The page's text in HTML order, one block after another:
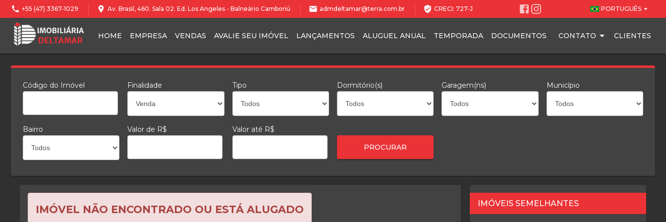
call +55 (47) 3367-1029 location_on Av. Brasil, 460. Sala 02. Ed. Los Angeles - Balneário Camboriú mail admdeltamar@terra.com.br verified_user CRECI: 727-J PORTUGUÊS arrow_drop_down
HOME EMPRESA VENDAS AVALIE SEU IMÓVEL LANÇAMENTOS ALUGUEL ANUAL TEMPORADA DOCUMENTOS CONTATO CLIENTES
Código do Imóvel Finalidade Tipo Dormitório(s) Garagem(ns) Município
Bairro Valor de R$ Valor até R$
IMÓVEL NÃO ENCONTRADO OU ESTÁ ALUGADO IMÓVEIS SEMELHANTES